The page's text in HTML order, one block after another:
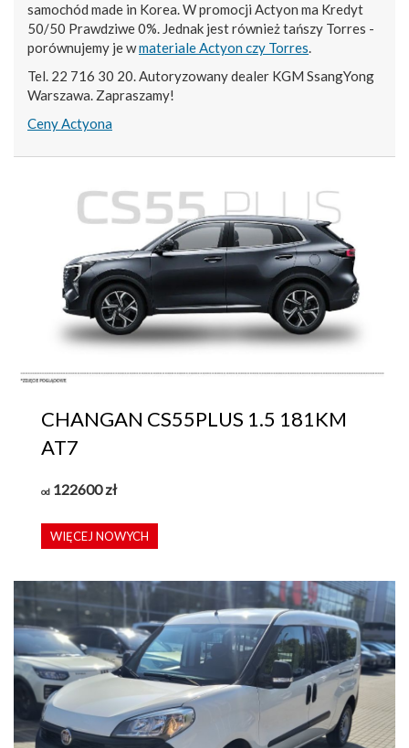
samochód made in Korea. W promocji Actyon ma Kredyt
50/50 Prawdziwe 0%. Jednak jest również tańszy Torres -
porównujemy je wmateriale Actyon czy Torres.
Tel. 22 716 30 20. Autoryzowany dealer KGM SsangYong
Warszawa. Zapraszamy!
Ceny Actyona
CHANGAN CS55PLUS 1.5 181KM
AT7
od 122600zł
WIĘCEJ NOWYCH